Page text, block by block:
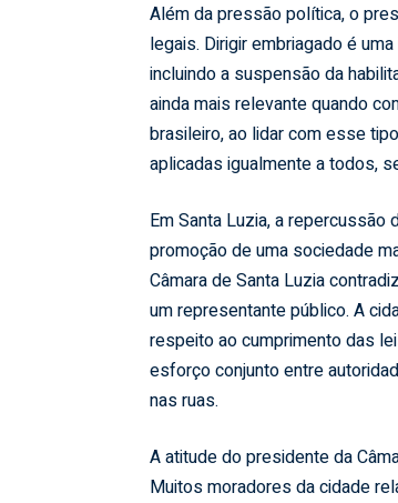
Além da pressão política, o
legais. Dirigir embriagado é
incluindo a suspensão da
ainda mais relevante quando
brasileiro, ao lidar com esse
aplicadas igualmente a todos,
Em Santa Luzia, a
promoção de uma sociedade
Câmara de Santa Luzia
um representante público. A
respeito ao cumprimento das
esforço conjunto entre
nas ruas.
A atitude do presidente da
Muitos moradores da cidade